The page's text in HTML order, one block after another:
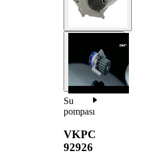
Su
pompası
VKPC
92926